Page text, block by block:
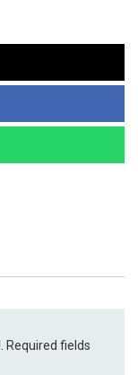
Required fields